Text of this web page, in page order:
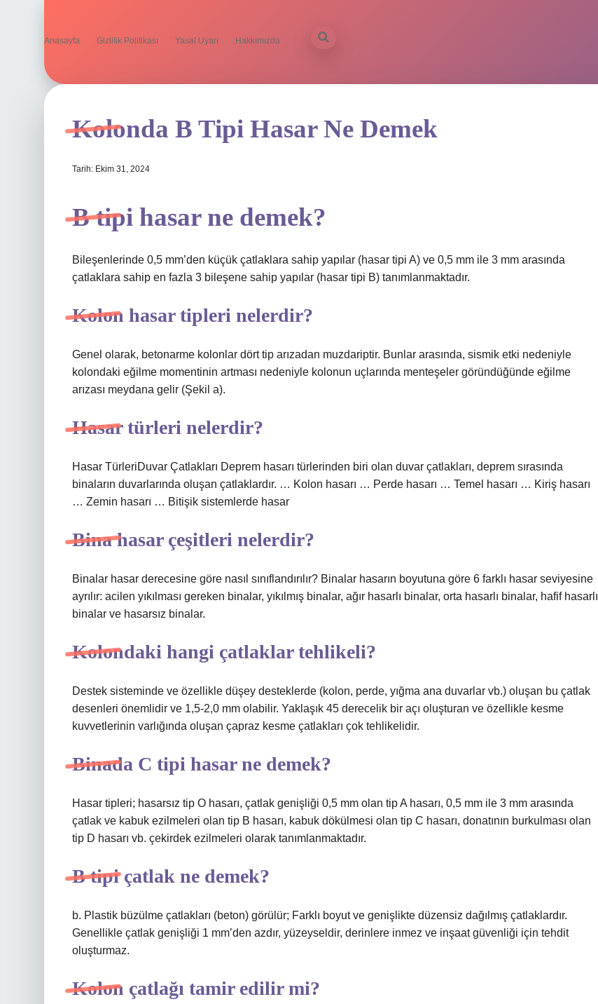
Anasayfa Gizlilik Politikası Yasal Uyarı Hakkımızda
Kolonda B Tipi Hasar Ne Demek
Tarih: Ekim 31, 2024
B tipi hasar ne demek?
Bileşenlerinde 0,5 mm’den küçük çatlaklara sahip yapılar (hasar tipi A) ve 0,5 mm ile 3 mm arasında
çatlaklara sahip en fazla 3 bileşene sahip yapılar (hasar tipi B) tanımlanmaktadır.
Kolon hasar tipleri nelerdir?
Genel olarak, betonarme kolonlar dört tip arızadan muzdariptir. Bunlar arasında, sismik etki nedeniyle
kolondaki eğilme momentinin artması nedeniyle kolonun uçlarında menteşeler göründüğünde eğilme
arızası meydana gelir (Şekil a).
Hasar türleri nelerdir?
Hasar TürleriDuvar Çatlakları Deprem hasarı türlerinden biri olan duvar çatlakları, deprem sırasında
binaların duvarlarında oluşan çatlaklardır. … Kolon hasarı … Perde hasarı … Temel hasarı … Kiriş hasarı
… Zemin hasarı … Bitişik sistemlerde hasar
Bina hasar çeşitleri nelerdir?
Binalar hasar derecesine göre nasıl sınıflandırılır? Binalar hasarın boyutuna göre 6 farklı hasar seviyesine
ayrılır: acilen yıkılması gereken binalar, yıkılmış binalar, ağır hasarlı binalar, orta hasarlı binalar, hafif hasarlı
binalar ve hasarsız binalar.
Kolondaki hangi çatlaklar tehlikeli?
Destek sisteminde ve özellikle düşey desteklerde (kolon, perde, yığma ana duvarlar vb.) oluşan bu çatlak
desenleri önemlidir ve 1,5-2,0 mm olabilir. Yaklaşık 45 derecelik bir açı oluşturan ve özellikle kesme
kuvvetlerinin varlığında oluşan çapraz kesme çatlakları çok tehlikelidir.
Binada C tipi hasar ne demek?
Hasar tipleri; hasarsız tip O hasarı, çatlak genişliği 0,5 mm olan tip A hasarı, 0,5 mm ile 3 mm arasında
çatlak ve kabuk ezilmeleri olan tip B hasarı, kabuk dökülmesi olan tip C hasarı, donatının burkulması olan
tip D hasarı vb. çekirdek ezilmeleri olarak tanımlanmaktadır.
B tipi çatlak ne demek?
b. Plastik büzülme çatlakları (beton) görülür; Farklı boyut ve genişlikte düzensiz dağılmış çatlaklardır.
Genellikle çatlak genişliği 1 mm’den azdır, yüzeyseldir, derinlere inmez ve inşaat güvenliği için tehdit
oluşturmaz.
Kolon çatlağı tamir edilir mi?